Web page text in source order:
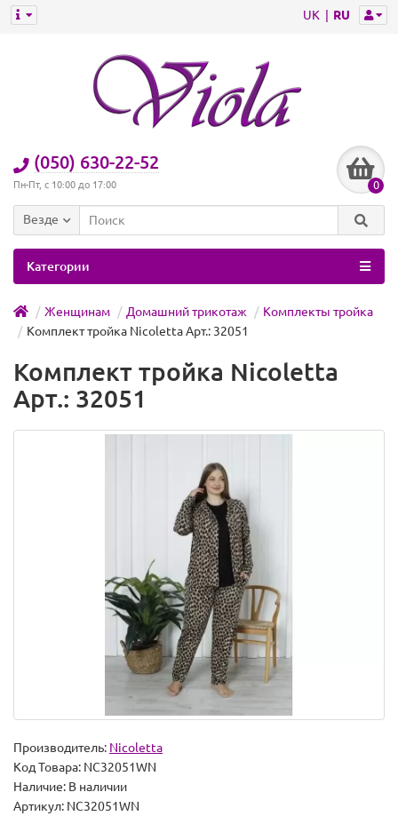
UK RU
(050) 630-22-52
Пн-Пт, с 10:00 до 17:00 0
Везде
Категории
Женщинам Домашний трикотаж
Комплекты тройка
Комплект тройка Nicoletta Арт.: 32051
Комплект тройка Nicoletta
Арт.: 32051
Производитель: Nicoletta
Код Товара: NC32051WN
Наличие: В наличии
Артикул: NC32051WN